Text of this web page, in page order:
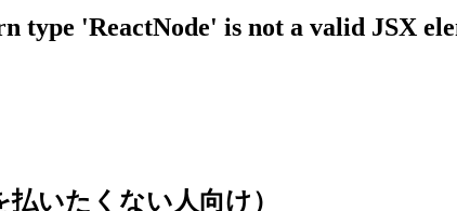
type 'ReactNode' is not a valid JSX
いたくない人向け）